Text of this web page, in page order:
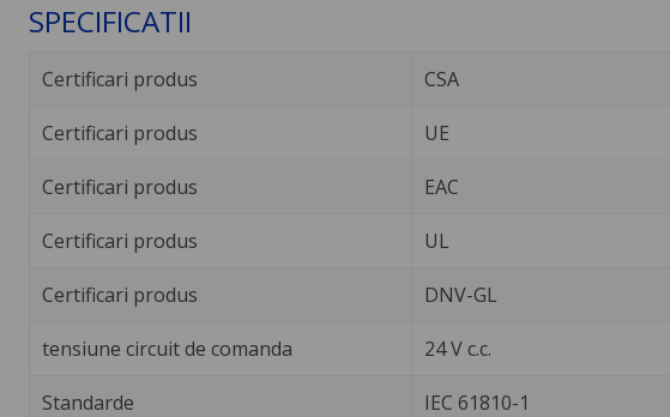
SPECIFICATII
Certificari produs CSA
Certificari produs UE
Certificari produs EAC
Certificari produs UL
Certificari produs DNV-GL
tensiune circuit de comanda 24 V c.c.
Standarde IEC 61810-1